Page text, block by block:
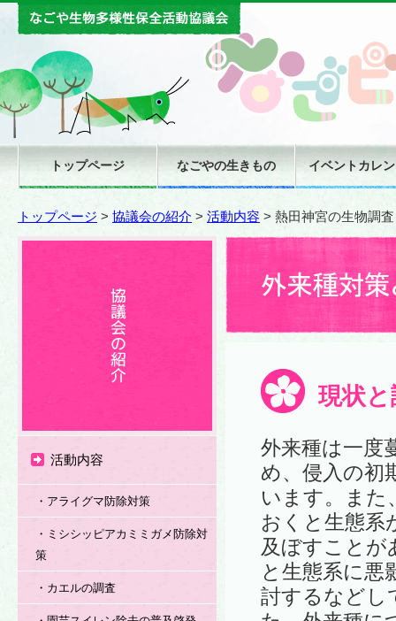
トップページ なごやの生きもの イベントカレ
トップページ > 協議会の紹介 > 活動内容 > 熱田神宮の生物調査
活動内容
・アライグマ防除対策
・ミシシッピアカミミガメ防除対
策
・カエルの調査
現状と
外来種は一度
め、侵入の初
います。また
おくと生態系
及ぼすことが
と生態系に悪
討するなどし